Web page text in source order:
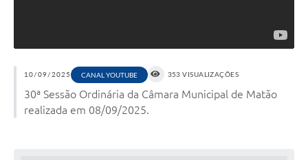
10/09/2025 CANAL YOUTUBE 353 VISUALIZAÇÕES
30ª Sessão Ordinária da Câmara Municipal de Matão
realizada em 08/09/2025.